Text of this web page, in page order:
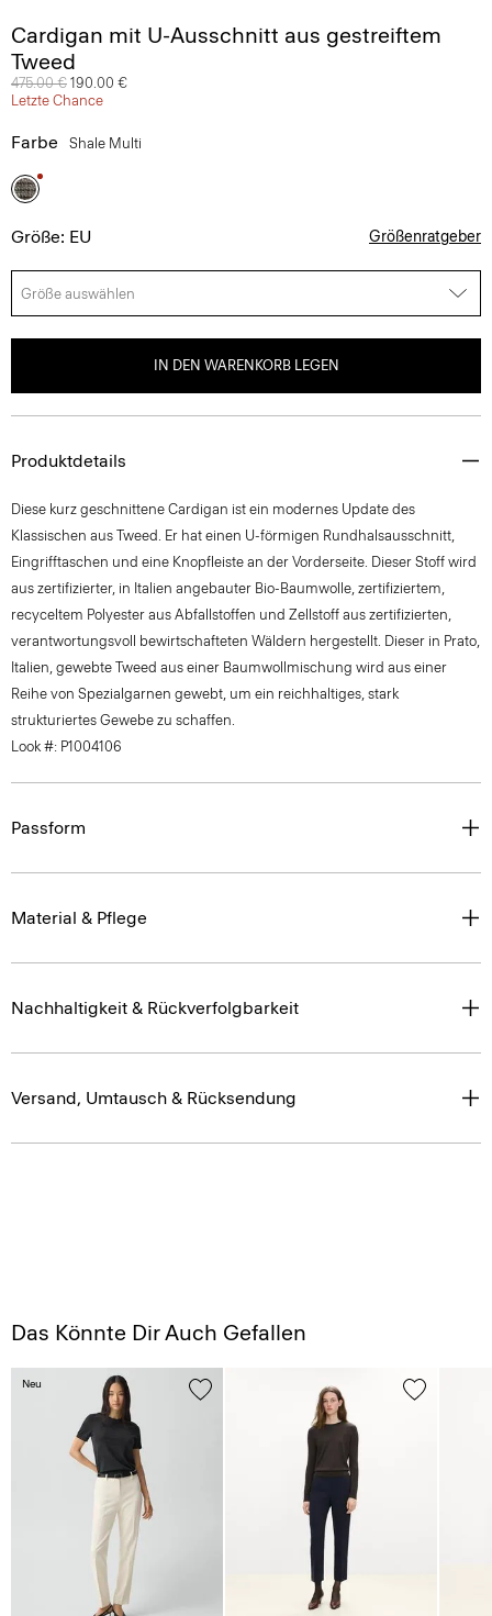
Cardigan mit U-Ausschnitt aus gestreiftem
Tweed
Preis reduziert von
475.00 € auf
190.00 €
Letzte Chance
Farbe Shale Multi
Größe: EU Größenratgeber
Größe auswählen
IN DEN WARENKORB LEGEN
Produktdetails
Diese kurz geschnittene Cardigan ist ein modernes Update des
Klassischen aus Tweed. Er hat einen U-förmigen Rundhalsausschnitt,
Eingrifftaschen und eine Knopfleiste an der Vorderseite. Dieser Stoff wird
aus zertifizierter, in Italien angebauter Bio-Baumwolle, zertifiziertem,
recyceltem Polyester aus Abfallstoffen und Zellstoff aus zertifizierten,
verantwortungsvoll bewirtschafteten Wäldern hergestellt. Dieser in Prato,
Italien, gewebte Tweed aus einer Baumwollmischung wird aus einer
Reihe von Spezialgarnen gewebt, um ein reichhaltiges, stark
strukturiertes Gewebe zu schaffen.
Look #: P1004106
Passform
Material & Pflege
Nachhaltigkeit & Rückverfolgbarkeit
Versand, Umtausch & Rücksendung
Das Könnte Dir Auch Gefallen
Neu